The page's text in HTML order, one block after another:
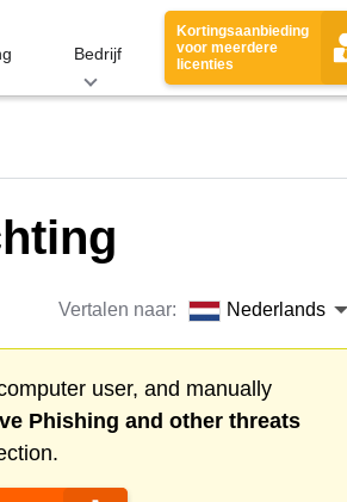
Bedrijf
Kortingsaanbieding
voor meerdere
licenties
Vertalen naar: Nederlands
user, and manually
Phishing and other threats